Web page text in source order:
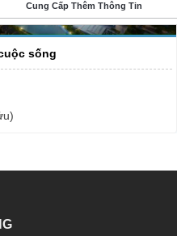
sống
Cung Cấp Thêm Thông Tin